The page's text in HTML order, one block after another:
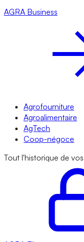
AGRA Business
Agrofourniture
Agroalimentaire
AgTech
Coop-négoce
Tout l'historique de